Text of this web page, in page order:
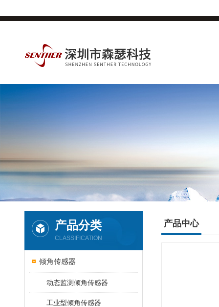
产品分类
CLASSIFICATION
倾角传感器
动态监测倾角传感器
工业型倾角传感器
产品中心